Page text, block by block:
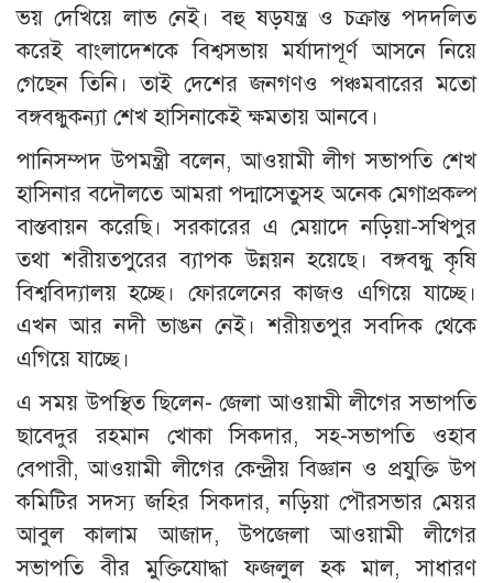
ভয় দেখিয়ে লাভ নেই। বহু ষড়যন্ত্র ও চক্রান্ত পদদলিত
করেই বাংলাদেশকে বিশ্বসভায় মর্যাদাপূর্ণ আসনে নিয়ে
গেছেন তিনি। তাই দেশের জনগণও পঞ্চমবারের মতো
বঙ্গবন্ধুকন্যা শেখ হাসিনাকেই ক্ষমতায় আনবে।
পানিসম্পদ উপমন্ত্রী বলেন, আওয়ামী লীগ সভাপতি শেখ
হাসিনার বদৌলতে আমরা পদ্মাসেতুসহ অনেক মেগাপ্রকল্প
বাস্তবায়ন করেছি। সরকারের এ মেয়াদে নড়িয়া-সখিপুর
তথা শরীয়তপুরের ব্যাপক উন্নয়ন হয়েছে। বঙ্গবন্ধু কৃষি
বিশ্ববিদ্যালয় হচ্ছে। ফোরলেনের কাজও এগিয়ে যাচ্ছে।
এখন আর নদী ভাঙন নেই। শরীয়তপুর সবদিক থেকে
এগিয়ে যাচ্ছে।
এ সময় উপস্থিত ছিলেন- জেলা আওয়ামী লীগের সভাপতি
ছাবেদুর রহমান খোকা সিকদার, সহ-সভাপতি ওহাব
বেপারী, আওয়ামী লীগের কেন্দ্রীয় বিজ্ঞান ও প্রযুক্তি উপ
কমিটির সদস্য জহির সিকদার, নড়িয়া পৌরসভার মেয়র
আবুল কালাম আজাদ, উপজেলা আওয়ামী লীগের
সভাপতি বীর মুক্তিযোদ্ধা ফজলুল হক মাল, সাধারণ